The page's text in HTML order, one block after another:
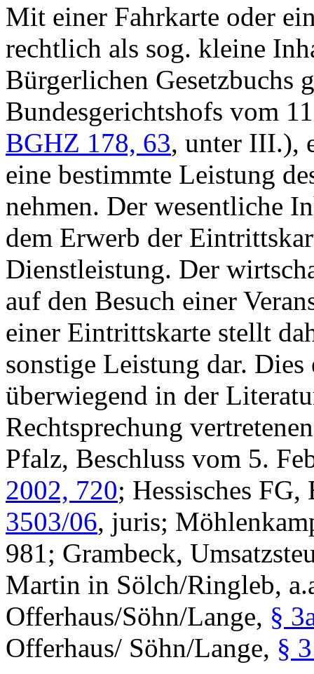
Mit einer Fahrkarte oder
rechtlich als sog. kleine
Bürgerlichen Gesetzbuchs
Bundesgerichtshofs vom
BGHZ 178, 63, unter III.),
eine bestimmte Leistung
nehmen. Der wesentliche
dem Erwerb der
Dienstleistung. Der
auf den Besuch einer
einer Eintrittskarte stellt
sonstige Leistung dar.
überwiegend in der
Rechtsprechung
Pfalz, Beschluss vom 5.
2002, 720; Hessisches
3503/06, juris;
981; Grambeck,
Martin in Sölch/Ringleb,
Offerhaus/Söhn/Lange, §
Offerhaus/ Söhn/Lange, §